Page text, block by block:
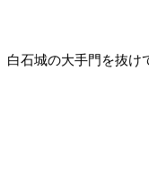
白石城の大手門を抜け